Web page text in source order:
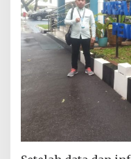
A
N
2
P
l
u
s
B
y
u